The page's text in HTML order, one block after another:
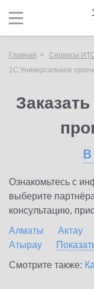
Главная Сервисы
1С:Универсальное
Ознакомьтесь с
выберите
консультацию,
Алматы
Актау
Атырау
Смотрите также: